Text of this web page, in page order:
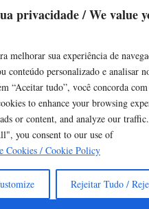
privacidade / We value
melhorar sua experiência de
conteúdo personalizado e analisar
“Aceitar tudo”, você concorda
to enhance your browsing
or content, and analyze our
you consent to our use of
Cookies / Cookie Policy
Rejeitar Tudo /
2013 / 2026
MKT DIGITAL